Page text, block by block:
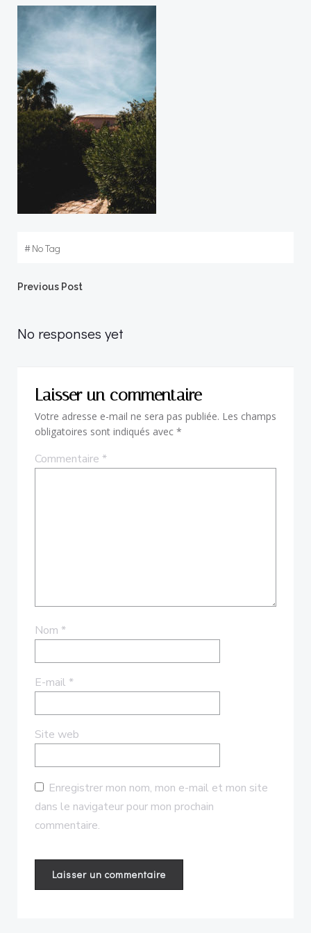
#No Tag
Post
navigation
Previous Post
No responses yet
Laisser un commentaire
Votre adresse e-mail ne sera pas publiée. Les champs
obligatoires sont indiqués avec *
Commentaire *
Nom *
E-mail *
Site web
Enregistrer mon nom, mon e-mail et mon site
dans le navigateur pour mon prochain
commentaire.